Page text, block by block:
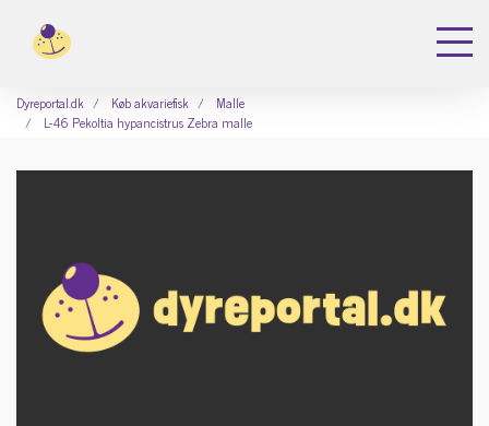
Dyreportal.dk Køb akvariefisk
Malle
L-46 Pekoltia hypancistrus Zebra malle